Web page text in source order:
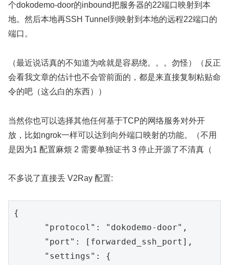
个dokodemo-door的inbound把服务器的22端口映射到本
地。然后本地再SSH Tunnel到映射到本地的远程22端口的
端口。
（最近说话真的不知道为啥就是容易绕。。。勿怪）（反正
会看我文章的估计也不会管前面的，都是来直接复制粘贴命
令的吧（这么白的东西））
当然你也可以选择其他任何基于TCP的网络服务对外开
放，比如ngrok一样可以达到向外端口映射的功能。（不用
是因为1 配置麻烦 2 需要单独证书 3 停止开源了不清真（
不多说了直接丢 V2Ray 配置:
{
"protocol" : "dokodemo-door" ,
"port" : [forwarded_ssh_port],
"settings" : {